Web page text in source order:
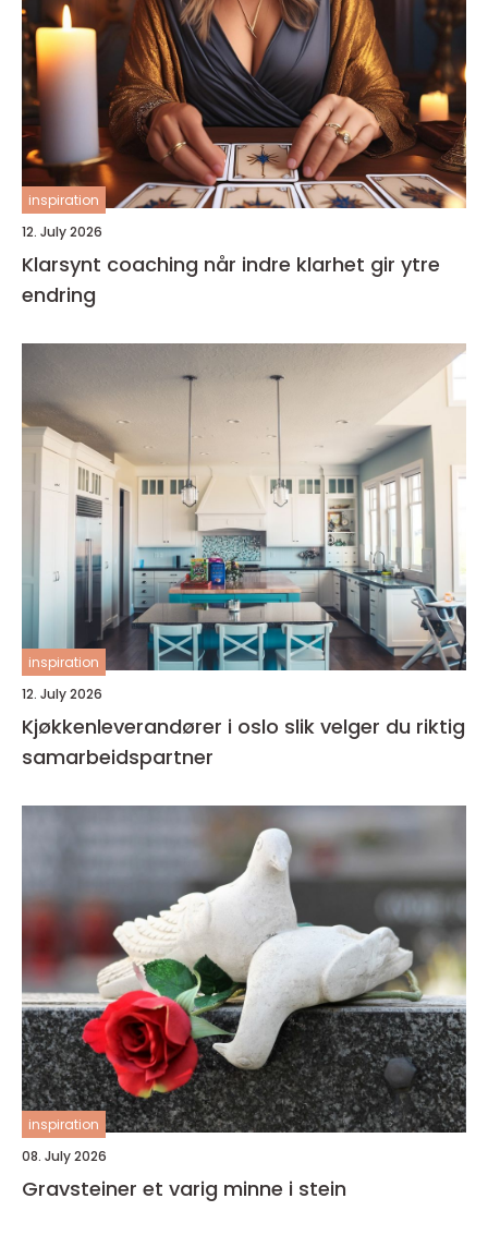
inspiration
12. July 2026
Klarsynt coaching når indre klarhet gir ytre
endring
inspiration
12. July 2026
Kjøkkenleverandører i oslo slik velger du riktig
samarbeidspartner
inspiration
08. July 2026
Gravsteiner et varig minne i stein